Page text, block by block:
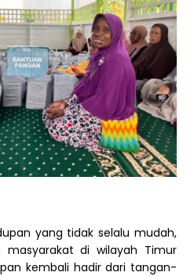
yang tidak selalu mudah,
di wilayah Timur
kembali hadir dari tangan-